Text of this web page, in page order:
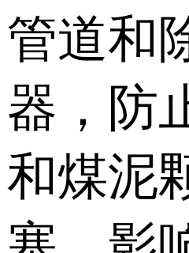
管道和
器，防
和煤泥